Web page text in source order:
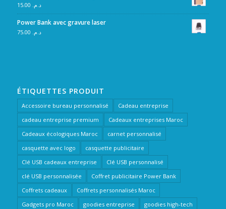
د.م.
Power Bank avec gravure laser
د.م.
ÉTIQUETTES PRODUIT
Accessoire bureau personnalisé
Cadeau entreprise
cadeau entreprise premium
Cadeaux entreprises Maroc
Cadeaux écologiques Maroc
carnet personnalisé
casquette avec logo
casquette publicitaire
Clé USB cadeaux entreprise
Clé USB personnalisé
clé USB personnalisée
Coffret publicitaire Power Bank
Coffrets cadeaux
Coffrets personnalisés Maroc
Gadgets pro Maroc
goodies entreprise
goodies high-tech